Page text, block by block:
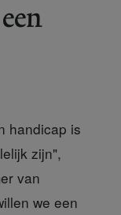
handicap is
zijn",
van
we een